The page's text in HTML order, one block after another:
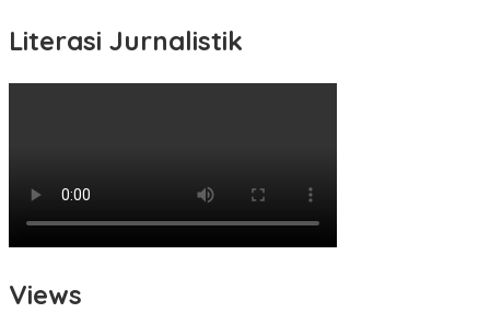
Literasi Jurnalistik
Views